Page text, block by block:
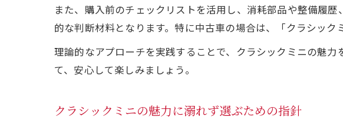
クラシックミ
クラシックミ
クラシックミ
また、購入前のチェックリストを活用し、消耗部品や整備履
的な判断材料となります。特に中古車の場合は、「クラシッ
理論的なアプローチを実践することで、クラシックミニの魅
て、安心して楽しみましょう。
クラシックミニの魅力に溺れず選ぶための指針